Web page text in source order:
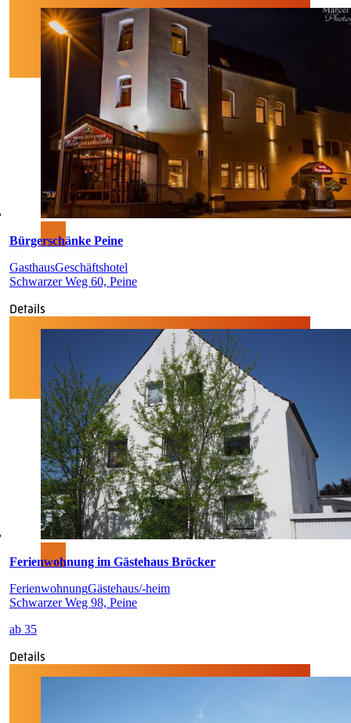
Bürgerschänke Peine
GasthausGeschäftshotel
Schwarzer Weg 60, Peine
Details
Ferienwohnung im Gästehaus Bröcker
FerienwohnungGästehaus/-heim
Schwarzer Weg 98, Peine
ab 35
Details